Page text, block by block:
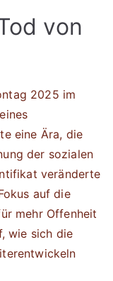
von
2025 im
eine Ära, die
der sozialen
veränderte
auf die
mehr Offenheit
wie sich die